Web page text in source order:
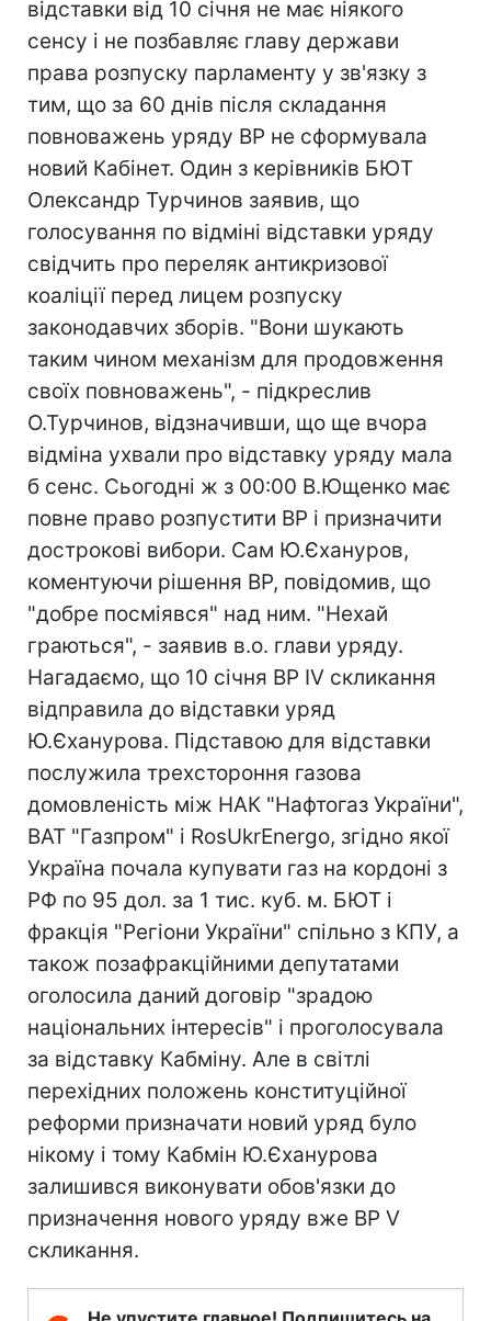
відставки від 10 січня не має ніякого
сенсу і не позбавляє главу держави
права розпуску парламенту у зв'язку з
тим, що за 60 днів після складання
повноважень уряду ВР не сформувала
новий Кабінет. Один з керівників БЮТ
Олександр Турчинов заявив, що
голосування по відміні відставки уряду
свідчить про переляк антикризової
коаліції перед лицем розпуску
законодавчих зборів. "Вони шукають
таким чином механізм для продовження
своїх повноважень", - підкреслив
О.Турчинов, відзначивши, що ще вчора
відміна ухвали про відставку уряду мала
б сенс. Сьогодні ж з 00:00 В.Ющенко має
повне право розпустити ВР і призначити
дострокові вибори. Сам Ю.Єхануров,
коментуючи рішення ВР, повідомив, що
"добре посміявся" над ним. "Нехай
граються", - заявив в.о. глави уряду.
Нагадаємо, що 10 січня ВР IV скликання
відправила до відставки уряд
Ю.Єханурова. Підставою для відставки
послужила трехстороння газова
домовленість між НАК "Нафтогаз України",
ВАТ "Газпром" і RosUkrEnergo, згідно якої
Україна почала купувати газ на кордоні з
РФ по 95 дол. за 1 тис. куб. м. БЮТ і
фракція "Регіони України" спільно з КПУ, а
також позафракційними депутатами
оголосила даний договір "зрадою
національних інтересів" і проголосувала
за відставку Кабміну. Але в світлі
перехідних положень конституційної
реформи призначати новий уряд було
нікому і тому Кабмін Ю.Єханурова
залишився виконувати обов'язки до
призначення нового уряду вже ВР V
скликання.